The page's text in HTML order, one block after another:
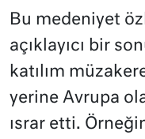
Bu medeniyet
açıklayıcı bir
katılım
yerine Avrupa
ısrar etti.